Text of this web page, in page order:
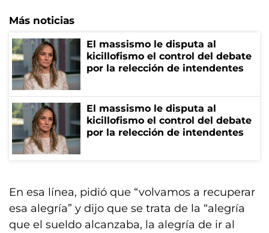
Más noticias
El massismo le disputa al
kicillofismo el control del debate
por la relección de intendentes
El massismo le disputa al
kicillofismo el control del debate
por la relección de intendentes
En esa línea, pidió que “volvamos a recuperar
esa alegría” y dijo que se trata de la “alegría
que el sueldo alcanzaba, la alegría de ir al